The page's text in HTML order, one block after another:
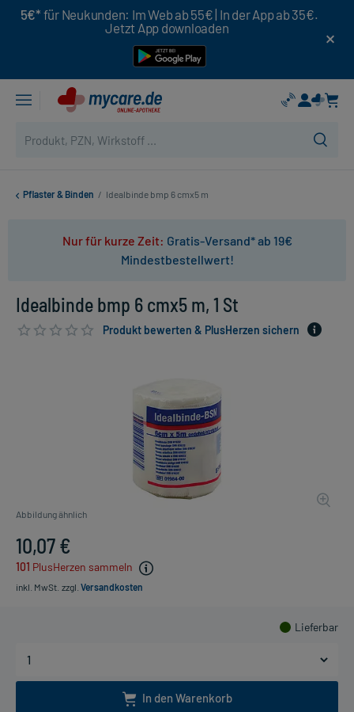
5€* für Neukunden: Im Web ab 55€ | In der App ab 35€.
Jetzt App downloaden
Pflaster & Binden / Idealbinde bmp 6 cmx5 m
Nur für kurze Zeit: Gratis-Versand* ab 19€
Mindestbestellwert!
Idealbinde bmp 6 cmx5 m, 1 St
Produkt bewerten & PlusHerzen sichern
Abbildung ähnlich
10,07 €
101 PlusHerzen sammeln
inkl. MwSt. zzgl. Versandkosten
Lieferbar
In den Warenkorb